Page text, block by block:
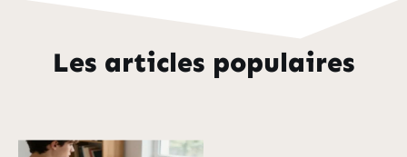
Les articles populaires